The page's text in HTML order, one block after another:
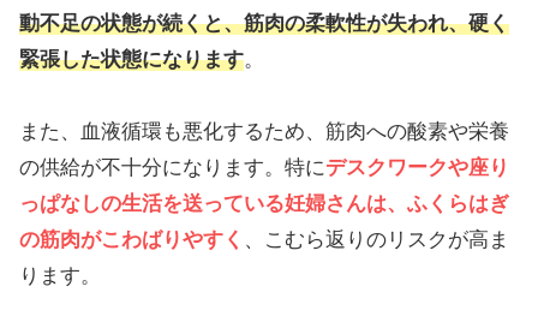
動不足の状態が続くと、筋肉の柔軟性が失われ、硬く
緊張した状態になります。
また、血液循環も悪化するため、筋肉への酸素や栄養
の供給が不十分になります。特にデスクワークや座り
っぱなしの生活を送っている妊婦さんは、ふくらはぎ
の筋肉がこわばりやすく 、こむら返りのリスクが高ま
ります。